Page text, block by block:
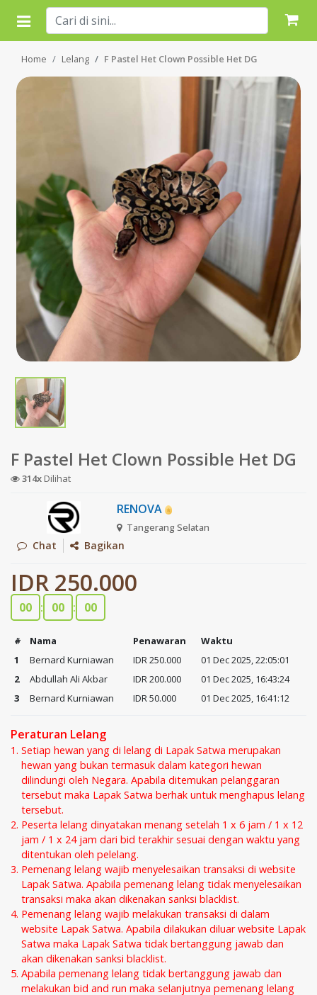
Home Lelang F Pastel Het Clown Possible Het DG
F Pastel Het Clown Possible Het DG
314x Dilihat
RENOVA
Tangerang Selatan
Chat Bagikan
IDR 250.000
00 : 00 : 00
# Nama Penawaran
Waktu
1
Bernard Kurniawan IDR 250.000
01 Dec 2025, 22:05:01
2
Abdullah Ali Akbar IDR 200.000
01 Dec 2025, 16:43:24
3
Bernard Kurniawan IDR 50.000 01 Dec 2025, 16:41:12
Peraturan Lelang
Setiap hewan yang di lelang di Lapak Satwa merupakan
hewan yang bukan termasuk dalam kategori hewan
dilindungi oleh Negara. Apabila ditemukan pelanggaran
tersebut maka Lapak Satwa berhak untuk menghapus lelang
tersebut.
Peserta lelang dinyatakan menang setelah 1 x 6 jam / 1 x 12
jam / 1 x 24 jam dari bid terakhir sesuai dengan waktu yang
ditentukan oleh pelelang.
Pemenang lelang wajib menyelesaikan transaksi di website
Lapak Satwa. Apabila pemenang lelang tidak menyelesaikan
transaksi maka akan dikenakan sanksi blacklist.
Pemenang lelang wajib melakukan transaksi di dalam
website Lapak Satwa. Apabila dilakukan diluar website Lapak
Satwa maka Lapak Satwa tidak bertanggung jawab dan
akan dikenakan sanksi blacklist.
Apabila pemenang lelang tidak bertanggung jawab dan
melakukan bid and run maka selanjutnya pemenang lelang